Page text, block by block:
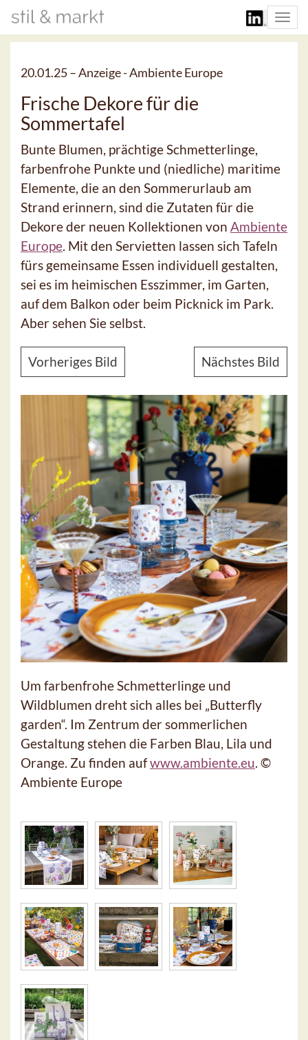
20.01.25 –Anzeige - Ambiente Europe
Frische Dekore für die
Sommertafel
Bunte Blumen, prächtige Schmetterlinge,
farbenfrohe Punkte und (niedliche) maritime
Elemente, die an den Sommerurlaub am
Strand erinnern, sind die Zutaten für die
Dekore der neuen Kollektionen von Ambiente
Europe. Mit den Servietten lassen sich Tafeln
fürs gemeinsame Essen individuell gestalten,
sei es im heimischen Esszimmer, im Garten,
auf dem Balkon oder beim Picknick im Park.
Aber sehen Sie selbst.
Vorheriges Bild Nächstes Bild
Um farbenfrohe Schmetterlinge und
Wildblumen dreht sich alles bei „Butterfly
garden“. Im Zentrum der sommerlichen
Gestaltung stehen die Farben Blau, Lila und
Orange. Zu finden aufwww.ambiente.eu. ©
Ambiente Europe